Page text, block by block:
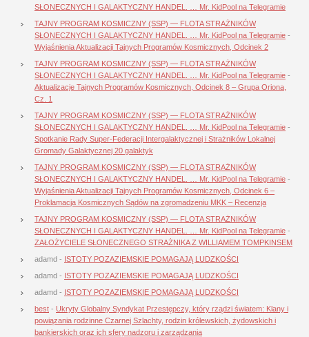
SŁONECZNYCH I GALAKTYCZNY HANDEL. … Mr. KidPool na Telegramie
TAJNY PROGRAM KOSMICZNY (SSP) — FLOTA STRAŻNIKÓW
SŁONECZNYCH I GALAKTYCZNY HANDEL. … Mr. KidPool na Telegramie -
Wyjaśnienia Aktualizacji Tajnych Programów Kosmicznych, Odcinek 2
TAJNY PROGRAM KOSMICZNY (SSP) — FLOTA STRAŻNIKÓW
SŁONECZNYCH I GALAKTYCZNY HANDEL. … Mr. KidPool na Telegramie -
Aktualizacje Tajnych Programów Kosmicznych, Odcinek 8 – Grupa Oriona,
Cz. 1
TAJNY PROGRAM KOSMICZNY (SSP) — FLOTA STRAŻNIKÓW
SŁONECZNYCH I GALAKTYCZNY HANDEL. … Mr. KidPool na Telegramie -
Spotkanie Rady Super-Federacji Intergalaktycznej i Strażników Lokalnej
Gromady Galaktycznej 20 galaktyk
TAJNY PROGRAM KOSMICZNY (SSP) — FLOTA STRAŻNIKÓW
SŁONECZNYCH I GALAKTYCZNY HANDEL. … Mr. KidPool na Telegramie -
Wyjaśnienia Aktualizacji Tajnych Programów Kosmicznych, Odcinek 6 –
Proklamacja Kosmicznych Sądów na zgromadzeniu MKK – Recenzja
TAJNY PROGRAM KOSMICZNY (SSP) — FLOTA STRAŻNIKÓW
SŁONECZNYCH I GALAKTYCZNY HANDEL. … Mr. KidPool na Telegramie -
ZAŁOŻYCIELE SŁONECZNEGO STRAŻNIKA Z WILLIAMEM TOMPKINSEM
adamd - ISTOTY POZAZIEMSKIE POMAGAJĄ LUDZKOŚCI
adamd - ISTOTY POZAZIEMSKIE POMAGAJĄ LUDZKOŚCI
adamd - ISTOTY POZAZIEMSKIE POMAGAJĄ LUDZKOŚCI
best - Ukryty Globalny Syndykat Przestępczy, który rządzi światem: Klany i
powiązania rodzinne Czarnej Szlachty, rodzin królewskich, żydowskich i
bankierskich oraz ich sfery nadzoru i zarządzania